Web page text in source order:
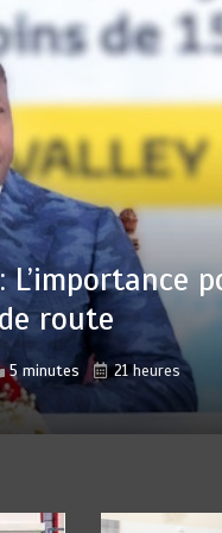
un
4 minutes 21 heures